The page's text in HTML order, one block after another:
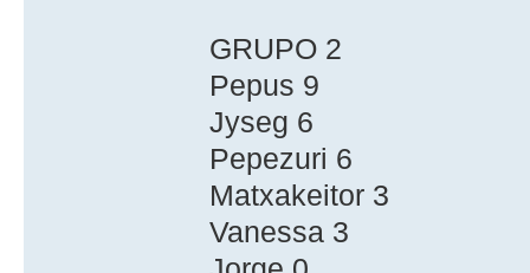
GRUPO 2
Pepus 9
Jyseg 6
Pepezuri 6
Matxakeitor 3
Vanessa 3